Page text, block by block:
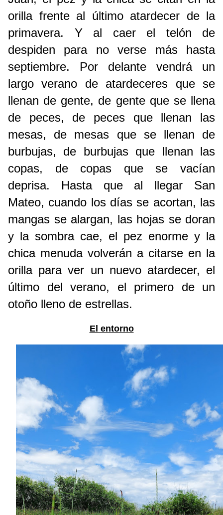
orilla frente al último atardecer de la
primavera. Y al caer el telón de
despiden para no verse más hasta
septiembre. Por delante vendrá un
largo verano de atardeceres que se
llenan de gente, de gente que se llena
de peces, de peces que llenan las
mesas, de mesas que se llenan de
burbujas, de burbujas que llenan las
copas, de copas que se vacían
deprisa. Hasta que al llegar San
Mateo, cuando los días se acortan, las
mangas se alargan, las hojas se doran
y la sombra cae, el pez enorme y la
chica menuda volverán a citarse en la
orilla para ver un nuevo atardecer, el
último del verano, el primero de un
otoño lleno de estrellas.
El entorno